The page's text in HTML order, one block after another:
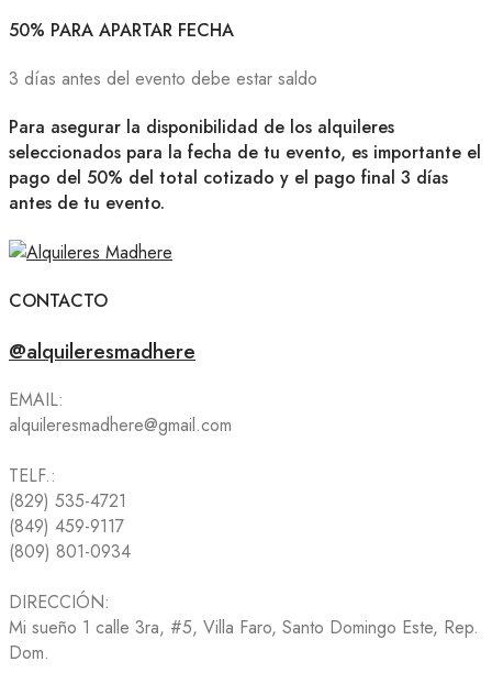
50% PARA APARTAR FECHA
3 días antes del evento debe estar saldo
Para asegurar la disponibilidad de los alquileres
seleccionados para la fecha de tu evento, es importante el
pago del 50% del total cotizado y el pago final 3 días
antes de tu evento.
CONTACTO
@alquileresmadhere
EMAIL:
alquileresmadhere@gmail.com
TELF.:
(829) 535-4721
(849) 459-9117
(809) 801-0934
DIRECCIÓN:
Mi sueño 1 calle 3ra, #5, Villa Faro, Santo Domingo Este, Rep.
Dom.